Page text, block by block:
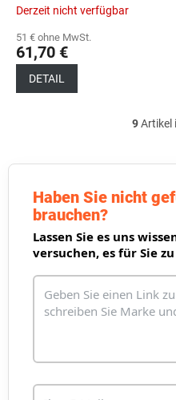
Derzeit nicht verfügbar
51 € ohne MwSt.
61,70 €
DETAIL
9Artikel
Haben Sie nicht
brauchen?
Lassen Sie es uns
versuchen, es für Sie